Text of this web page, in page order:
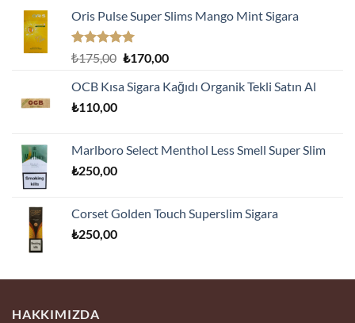
Oris Pulse Super Slims Mango Mint Sigara
5 üzerinden
oy
aldı
₺175,00 Orijinal
₺175,00.
₺170,00Şu
fiyat:
OCB Kısa Sigara Kağıdı Organik Tekli Satın Al
₺110,00
Marlboro Select Menthol Less Smell Super Slim
₺250,00
Corset Golden Touch Superslim Sigara
₺250,00
HAKKIMIZDA